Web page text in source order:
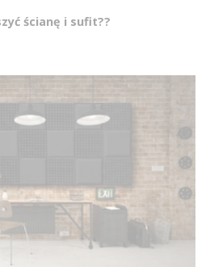
ścianę i sufit??